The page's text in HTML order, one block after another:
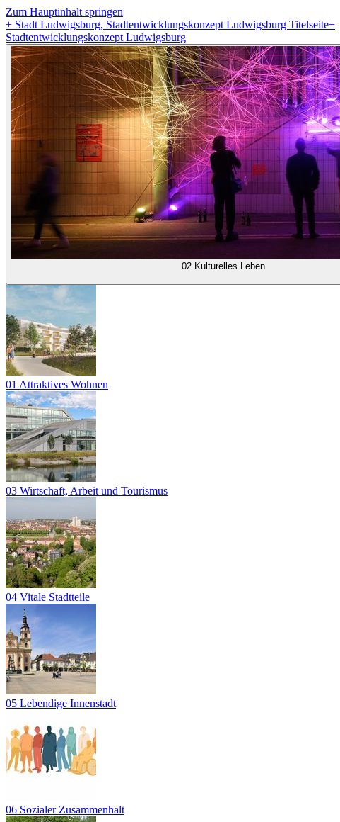
Zum Hauptinhalt springen
+ Stadt Ludwigsburg, Stadtentwicklungskonzept Ludwigsburg Titelseite+
Stadtentwicklungskonzept Ludwigsburg
02 Kulturelles Leben
01 Attraktives Wohnen
03 Wirtschaft, Arbeit und Tourismus
04 Vitale Stadtteile
05 Lebendige Innenstadt
06 Sozialer Zusammenhalt